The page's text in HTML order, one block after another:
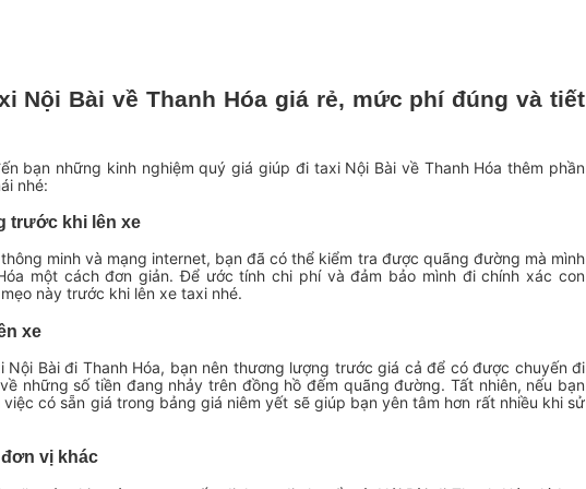
Nội Bài về Thanh Hóa giá rẻ, mức phí đúng và tiết
bạn những kinh nghiệm quý giá giúp đi taxi Nội Bài về Thanh Hóa thêm phần
nhé:
trước khi lên xe
minh và mạng internet, bạn đã có thể kiểm tra được quãng đường mà mình
một cách đơn giản. Để ước tính chi phí và đảm bảo mình đi chính xác con
này trước khi lên xe taxi nhé.
xe
Nội Bài đi Thanh Hóa, bạn nên thương lượng trước giá cả để có được chuyến đi
những số tiền đang nhảy trên đồng hồ đếm quãng đường. Tất nhiên, nếu bạn
có sẵn giá trong bảng giá niêm yết sẽ giúp bạn yên tâm hơn rất nhiều khi sử
vị khác